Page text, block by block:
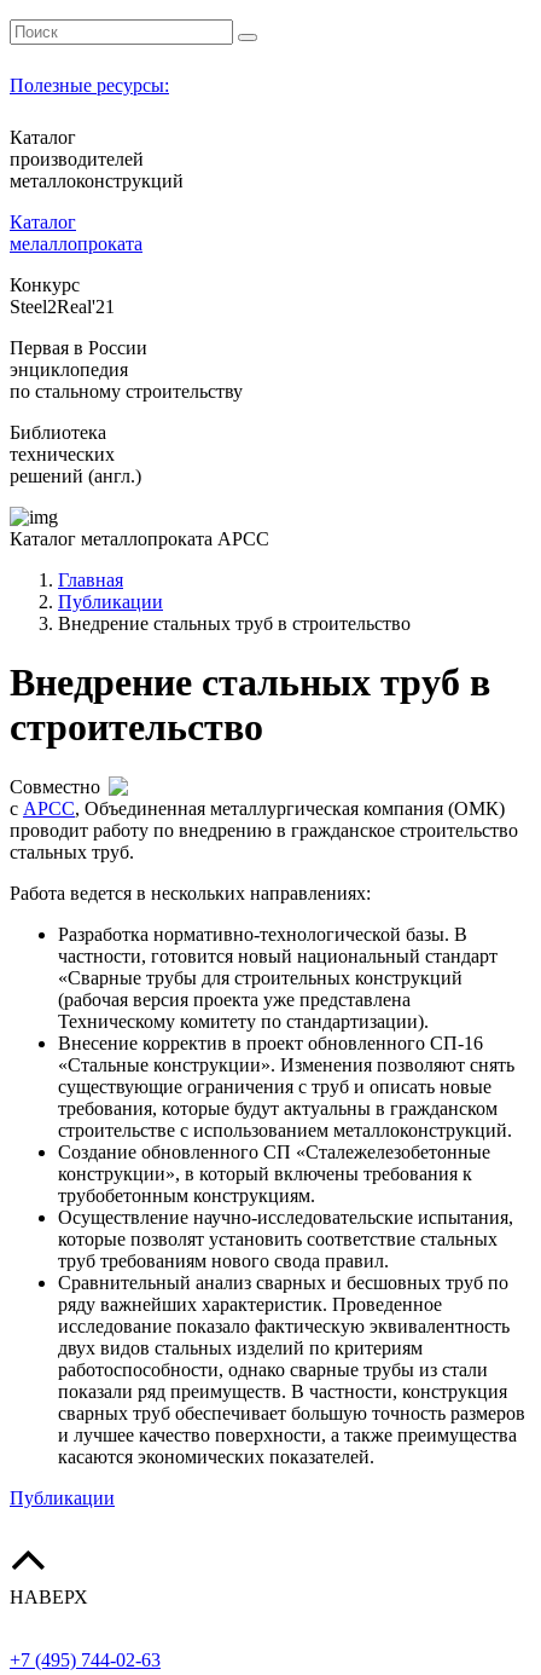
Полезные ресурсы:
Каталог
производителей
металлоконструкций
Каталог
мелаллопроката
Конкурс
Steel2Real'21
Первая в России
энциклопедия
по стальному строительству
Библиотека
технических
решений (англ.)
Каталог металлопроката АРСС
Главная
Публикации
Внедрение стальных труб в строительство
Внедрение стальных труб в
строительство
Совместно
с АРСС, Объединенная металлургическая компания (ОМК)
проводит работу по внедрению в гражданское строительство
стальных труб.
Работа ведется в нескольких направлениях:
Разработка нормативно-технологической базы. В
частности, готовится новый национальный стандарт
«Сварные трубы для строительных конструкций
(рабочая версия проекта уже представлена
Техническому комитету по стандартизации).
Внесение корректив в проект обновленного СП-16
«Стальные конструкции». Изменения позволяют снять
существующие ограничения с труб и описать новые
требования, которые будут актуальны в гражданском
строительстве с использованием металлоконструкций.
Создание обновленного СП «Сталежелезобетонные
конструкции», в который включены требования к
трубобетонным конструкциям.
Осуществление научно-исследовательские испытания,
которые позволят установить соответствие стальных
труб требованиям нового свода правил.
Сравнительный анализ сварных и бесшовных труб по
ряду важнейших характеристик. Проведенное
исследование показало фактическую эквивалентность
двух видов стальных изделий по критериям
работоспособности, однако сварные трубы из стали
показали ряд преимуществ. В частности, конструкция
сварных труб обеспечивает большую точность размеров
и лучшее качество поверхности, а также преимущества
касаются экономических показателей.
Публикации
НАВЕРХ
+7 (495) 744-02-63